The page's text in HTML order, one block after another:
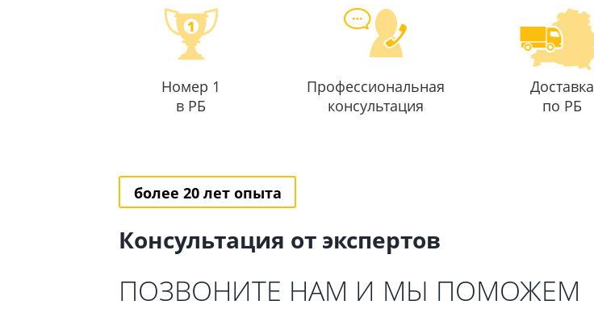
Номер 1
в РБ
Профессиональная
консультация
Доставка
по РБ
более 20 лет опыта
Консультация от экспертов
ПОЗВОНИТЕ НАМ И МЫ ПОМОЖЕМ